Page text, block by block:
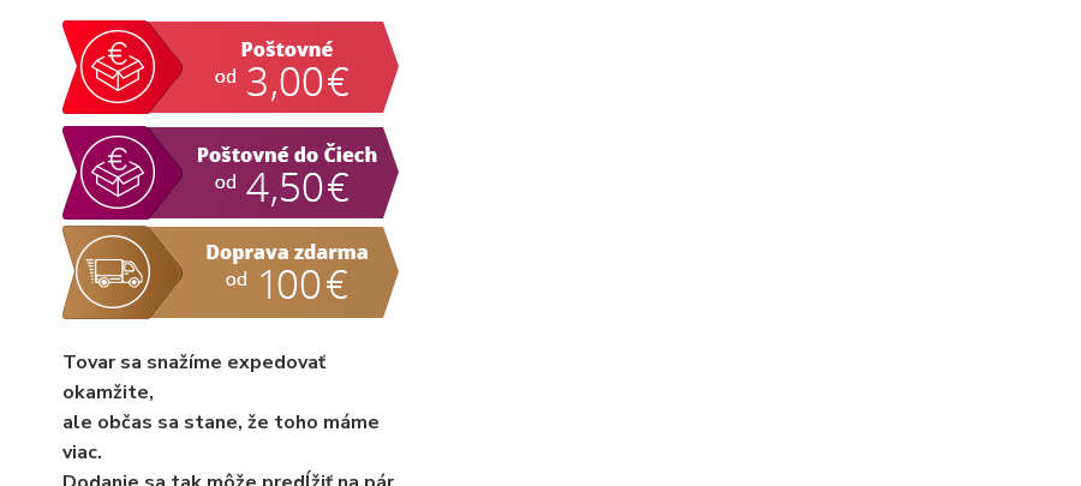
Tovar sa snažíme expedovať
okamžite,
ale občas sa stane, že toho máme
viac.